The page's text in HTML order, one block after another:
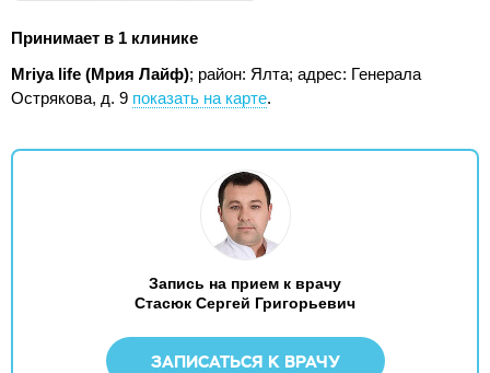
Принимает в 1 клинике
Mriya life (Мрия Лайф); район: Ялта; адрес: Генерала
Острякова, д. 9 показать на карте.
Запись на прием к врачу
Стасюк Сергей Григорьевич
ЗАПИСАТЬСЯ К ВРАЧУ